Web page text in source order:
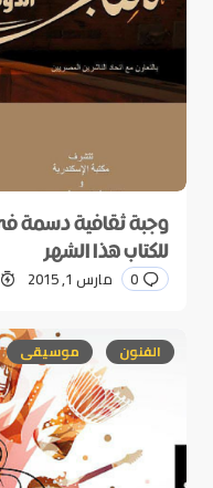
وجبة ثقافية دسمة
للكتاب هذا الشهر
0 مارس 1, 2015
الفنون موسيقى